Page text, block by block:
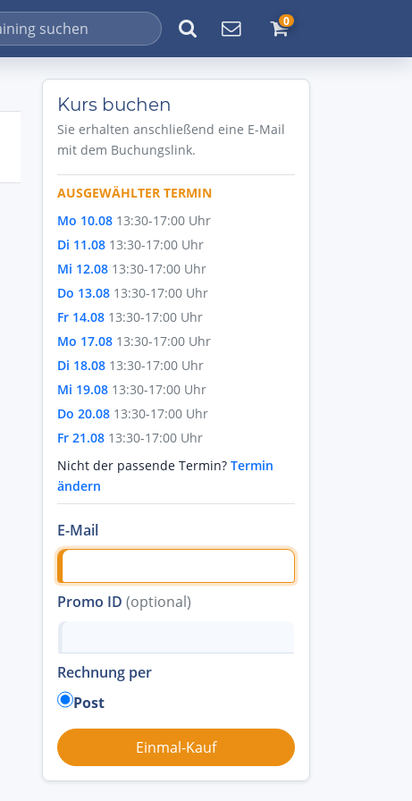
0
Kurs buchen
Sie erhalten anschließend eine E-Mail
mit dem Buchungslink.
AUSGEWÄHLTER TERMIN
Mo 10.08 13:30-17:00 Uhr
Di 11.08 13:30-17:00 Uhr
Mi 12.08 13:30-17:00 Uhr
Do 13.08 13:30-17:00 Uhr
Fr 14.08 13:30-17:00 Uhr
Mo 17.08 13:30-17:00 Uhr
Di 18.08 13:30-17:00 Uhr
Mi 19.08 13:30-17:00 Uhr
Do 20.08 13:30-17:00 Uhr
Fr 21.08 13:30-17:00 Uhr
Nicht der passende Termin? Termin
ändern
E-Mail
Promo ID (optional)
Rechnung per
Post